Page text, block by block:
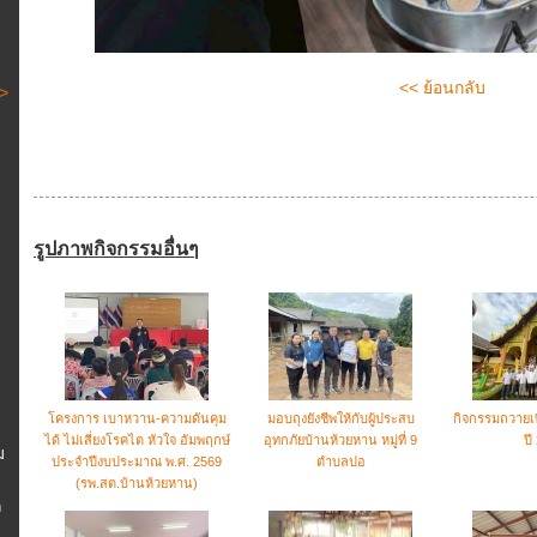
<< ย้อนกลับ
รูปภาพกิจกรรมอื่นๆ
โครงการ เบาหวาน-ความดันคุม
ได้ ไม่เสี่ยงโรคไต หัวใจ อัมพฤกษ์
ประจำปีงบประมาณ พ.ศ. 2569
(รพ.สต.บ้านห้วยหาน)
มอบถุงยังชีพให้กับผู้ประสบ
อุทกภัยบ้านห้วยหาน หมู่ที่ 9
ตำบลปอ
กิจกรรมถวาย
ปี